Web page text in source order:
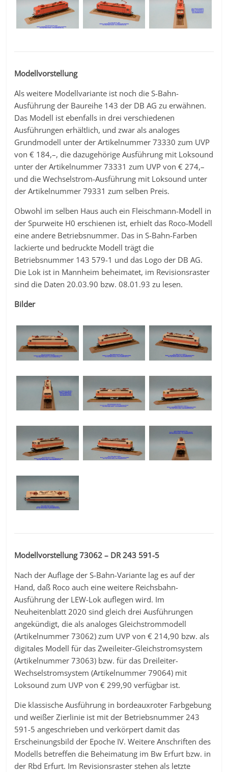
Modellvorstellung
Als weitere Modellvariante ist noch die S-Bahn-
Ausführung der Baureihe 143 der DB AG zu erwähnen.
Das Modell ist ebenfalls in drei verschiedenen
Ausführungen erhältlich, und zwar als analoges
Grundmodell unter der Artikelnummer 73330 zum UVP
von € 184,–, die dazugehörige Ausführung mit Loksound
unter der Artikelnummer 73331 zum UVP von € 274,–
und die Wechselstrom-Ausführung mit Loksound unter
der Artikelnummer 79331 zum selben Preis.
Obwohl im selben Haus auch ein Fleischmann-Modell in
der Spurweite H0 erschienen ist, erhielt das Roco-Modell
eine andere Betriebsnummer. Das in S-Bahn-Farben
lackierte und bedruckte Modell trägt die
Betriebsnummer 143 579-1 und das Logo der DB AG.
Die Lok ist in Mannheim beheimatet, im Revisionsraster
sind die Daten 20.03.90 bzw. 08.01.93 zu lesen.
Bilder
Modellvorstellung 73062 – DR 243 591-5
Nach der Auflage der S-Bahn-Variante lag es auf der
Hand, daß Roco auch eine weitere Reichsbahn-
Ausführung der LEW-Lok auflegen wird. Im
Neuheitenblatt 2020 sind gleich drei Ausführungen
angekündigt, die als analoges Gleichstrommodell
(Artikelnummer 73062) zum UVP von € 214,90 bzw. als
digitales Modell für das Zweileiter-Gleichstromsystem
(Artikelnummer 73063) bzw. für das Dreileiter-
Wechselstromsystem (Artikelnummer 79064) mit
Loksound zum UVP von € 299,90 verfügbar ist.
Die klassische Ausführung in bordeauxroter Farbgebung
und weißer Zierlinie ist mit der Betriebsnummer 243
591-5 angeschrieben und verkörpert damit das
Erscheinungsbild der Epoche IV. Weitere Anschriften des
Modells betreffen die Beheimatung im Bw Erfurt bzw. in
der Rbd Erfurt. Im Revisionsraster stehen als letzte